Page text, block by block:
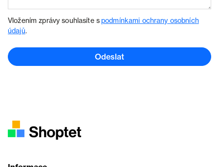
Vložením zprávy souhlasíte spodmínkami ochrany osobních
údajů.
Odeslat